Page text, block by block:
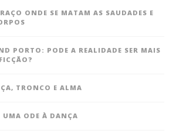
ONDE SE MATAM AS SAUDADES E
PORTO: PODE A REALIDADE SER MAIS
TRONCO E ALMA
ODE À DANÇA